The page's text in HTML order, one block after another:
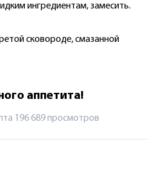
ингредиентам, замесить.
сковороде, смазанной
аппетита!
196 689 просмотров